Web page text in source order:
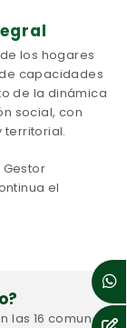
los hogares
capacidades
de la dinámica
social, con
territorial.
el
las 16 comunas